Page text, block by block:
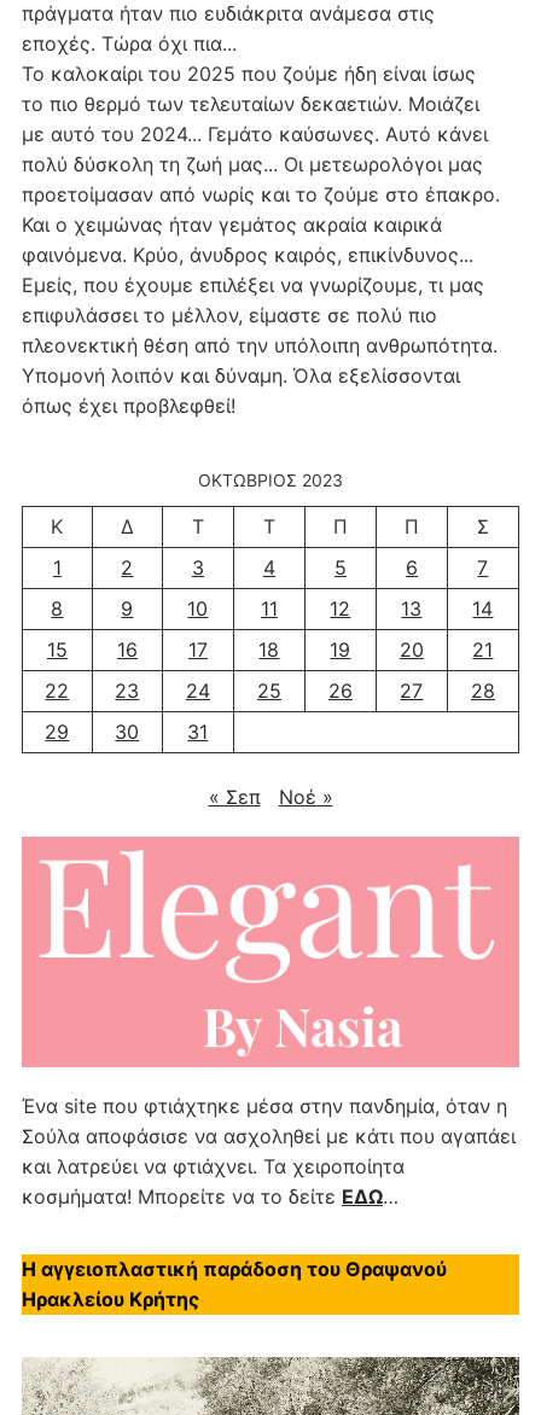
πράγματα ήταν πιο ευδιάκριτα ανάμεσα στις
εποχές. Τώρα όχι πια...
Το καλοκαίρι του 2025 που ζούμε ήδη είναι ίσως
το πιο θερμό των τελευταίων δεκαετιών. Μοιάζει
με αυτό του 2024... Γεμάτο καύσωνες. Αυτό κάνει
πολύ δύσκολη τη ζωή μας... Οι μετεωρολόγοι μας
προετοίμασαν από νωρίς και το ζούμε στο έπακρο.
Και ο χειμώνας ήταν γεμάτος ακραία καιρικά
φαινόμενα. Κρύο, άνυδρος καιρός, επικίνδυνος...
Εμείς, που έχουμε επιλέξει να γνωρίζουμε, τι μας
επιφυλάσσει το μέλλον, είμαστε σε πολύ πιο
πλεονεκτική θέση από την υπόλοιπη ανθρωπότητα.
Υπομονή λοιπόν και δύναμη. Όλα εξελίσσονται
όπως έχει προβλεφθεί!
ΟΚΤΏΒΡΙΟΣ 2023
Κ Δ Τ Τ Π Π
Σ
1
2 3 4 5 6
7
8
9 10 11 12 13
14
15
16 17 18 19 20
21
22
23 24 25 26 27
28
29
30 31
« Σεπ Νοέ »
Ένα site που φτιάχτηκε μέσα στην πανδημία, όταν η
Σούλα αποφάσισε να ασχοληθεί με κάτι που αγαπάει
και λατρεύει να φτιάχνει. Τα χειροποίητα
κοσμήματα! Μπορείτε να το δείτε ΕΔΩ…
Η αγγειοπλαστική παράδοση του Θραψανού
Ηρακλείου Κρήτης